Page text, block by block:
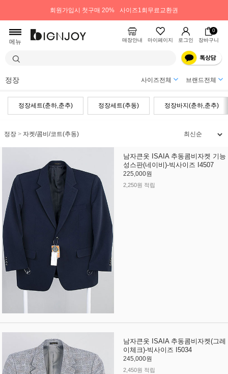
회원가입시 첫구매 20% 사이즈1회무료교환권
메뉴 매장안내 마이페이지 로그인
0
장바구니
정장 사이즈전체 브랜드전체
정장세트(춘하,춘추) 정장세트(추동) 정장바지(춘하,춘추)
정장 > 자켓/콤비/코트(추동)
남자큰옷 ISAIA 추동콤비자켓 기능
성스판(네이비)-빅사이즈 I4507
225,000원
2,250원 적립
남자큰옷 ISAIA 추동콤비자켓(그레
이체크)-빅사이즈 I5034
245,000원
2,450원 적립